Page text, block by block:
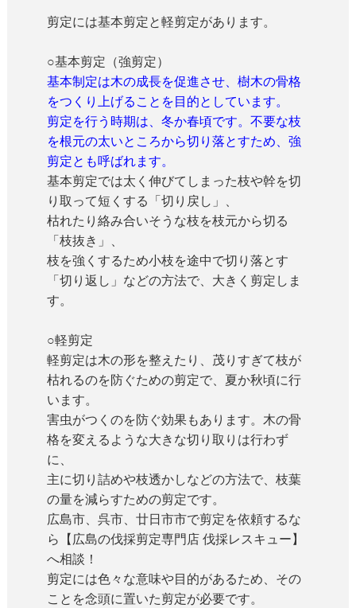
剪定には基本剪定と軽剪定があります。
○基本剪定（強剪定）
基本制定は木の成長を促進させ、樹木の骨格
をつくり上げることを目的としています。
剪定を行う時期は、冬か春頃です。不要な枝
を根元の太いところから切り落とすため、強
剪定とも呼ばれます。
基本剪定では太く伸びてしまった枝や幹を切
り取って短くする「切り戻し」、
枯れたり絡み合いそうな枝を枝元から切る
「枝抜き」、
枝を強くするため小枝を途中で切り落とす
「切り返し」などの方法で、大きく剪定しま
す。
○軽剪定
軽剪定は木の形を整えたり、茂りすぎて枝が
枯れるのを防ぐための剪定で、夏か秋頃に行
います。
害虫がつくのを防ぐ効果もあります。木の骨
格を変えるような大きな切り取りは行わず
に、
主に切り詰めや枝透かしなどの方法で、枝葉
の量を減らすための剪定です。
広島市、呉市、廿日市市で剪定を依頼するな
ら【広島の伐採剪定専門店 伐採レスキュー】
へ相談！
剪定には色々な意味や目的があるため、その
ことを念頭に置いた剪定が必要です。